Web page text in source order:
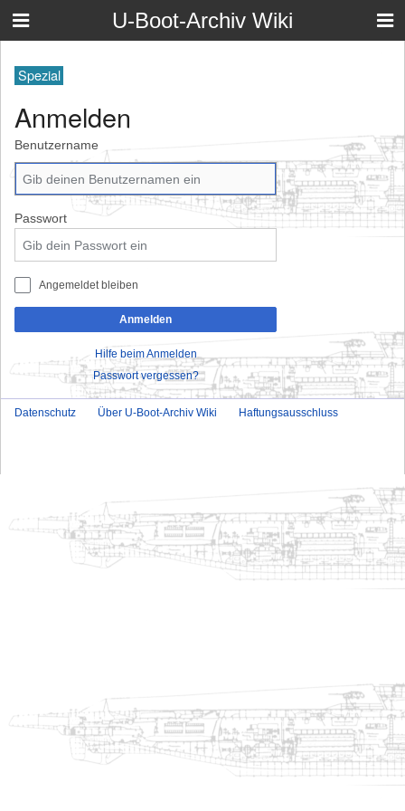
U-Boot-Archiv Wiki
Spezial
Anmelden
Benutzername
Passwort
Angemeldet bleiben
Anmelden
Hilfe beim Anmelden
Passwort vergessen?
Datenschutz Über U-Boot-Archiv Wiki Haftungsausschluss